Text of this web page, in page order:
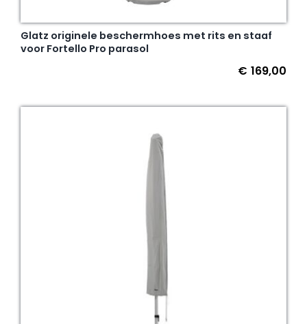
Glatz originele beschermhoes met rits en staaf
voor Fortello Pro parasol
€ 169,00